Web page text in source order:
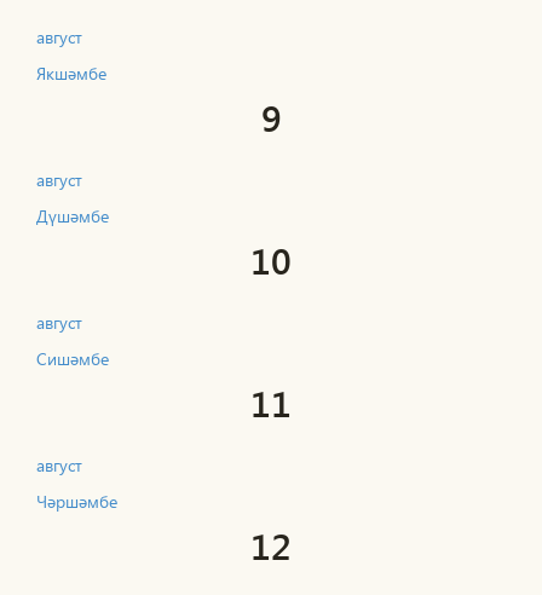
август
Якшәмбе
9
август
Дүшәмбе
10
август
Сишәмбе
11
август
Чәршәмбе
12